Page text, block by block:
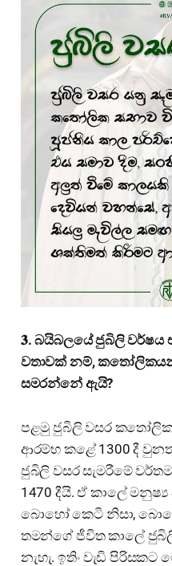
𝟑. බයිබලයේ ජුබිලි වර්ෂය
වතාවක් නම්,
සමරන්නේ ඇයි?
පළමු ජුබිලි වසර
ආරම්භ කළේ 1300 දී
ජුබිලි වසර සැමරීමේ
1470 දීයි. ඒ කාලේ
බොහෝ කෙටි නිසා,
තමන්ගේ ජීවිත කාලේ
නැහැ. ඉතිං වැඩි පිරිසකට